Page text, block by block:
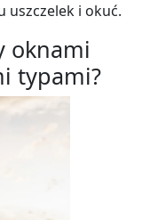
uszczelek i okuć.
oknami
typami?